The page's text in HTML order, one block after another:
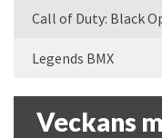
Call of Duty: Black
Legends BMX
Veckans